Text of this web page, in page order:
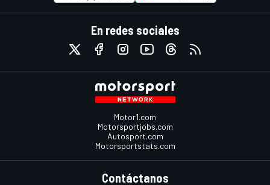
En redes sociales
Motor1.com
Motorsportjobs.com
Autosport.com
Motorsportstats.com
Contáctanos